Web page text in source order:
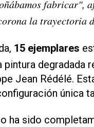
fabricar",
la trayectoria
15 ejemplares
pintura degradada
Jean Rédélé.
única
ha sido